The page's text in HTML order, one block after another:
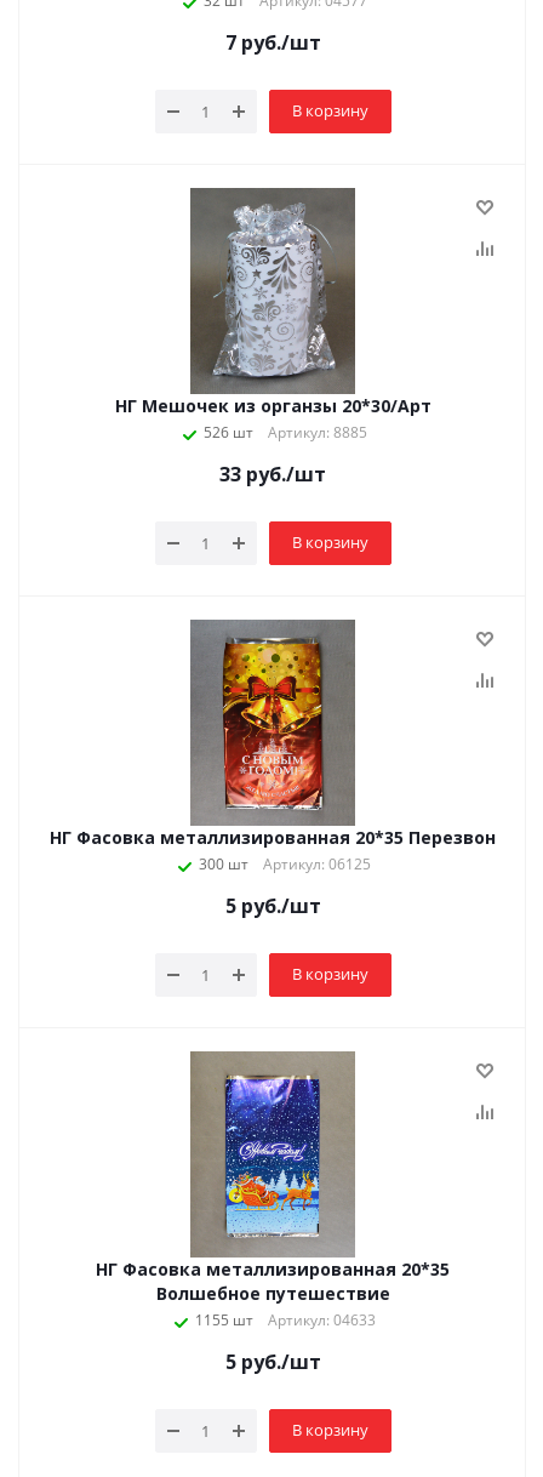
7руб./шт
В корзину
НГ Мешочек из органзы 20*30/Арт
526 шт Артикул: 8885
33 руб./шт
В корзину
НГ Фасовка металлизированная 20*35 Перезвон
300 шт Артикул: 06125
5руб./шт
В корзину
НГ Фасовка металлизированная 20*35
Волшебное путешествие
1155 шт Артикул: 04633
5руб./шт
В корзину